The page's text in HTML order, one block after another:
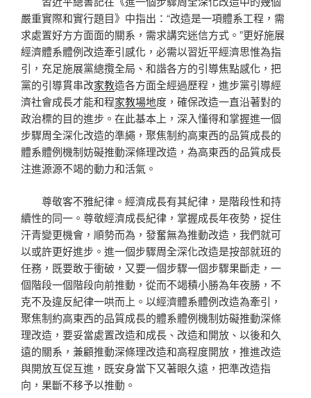
嚴重實際和實行題目》中指出：“改造是一項體系工程，需
求處置好方方面面的關系，需求講究迷信方式。”更好施展
經濟體系體例改造牽引感化，必需以習近平經濟思惟為指
引，充足施展黨總攬全局、和諧各方的引導焦點感化，把
黨的引導貫串改家教造各方面全經過歷程，進步黨引導經
濟社會成長才能和程家教場地度，確保改造一直沿著對的
政治標的目的進步。在此基本上，深入懂得和掌握進一個
步驟周全深化改造的準繩，聚焦制約高東西的品質成長的
體系體例機制妨礙推動深條理改造，為高東西的品質成長
注進源源不竭的動力和活氣。
尊敬客不雅紀律。經濟成長有其紀律，是階段性和持
續性的同一。尊敬經濟成長紀律，掌握成長年夜勢，捉住
汗青變更機會，順勢而為，發奮無為推動改造，我們就可
以或許更好進步。進一個步驟周全深化改造是按部就班的
任務，既要敢于衝破，又要一個步驟一個步驟果斷走，一
個階段一個階段向前推動，從而不竭積小勝為年夜勝，不
克不及違反紀律一哄而上。以經濟體系體例改造為牽引，
聚焦制約高東西的品質成長的體系體例機制妨礙推動深條
理改造，要妥當處置改造和成長、改造和開放、以後和久
遠的關系，兼顧推動深條理改造和高程度開放，推進改造
與開放互促互進，既安身當下又著眼久遠，把準改造指
向，果斷不移予以推動。